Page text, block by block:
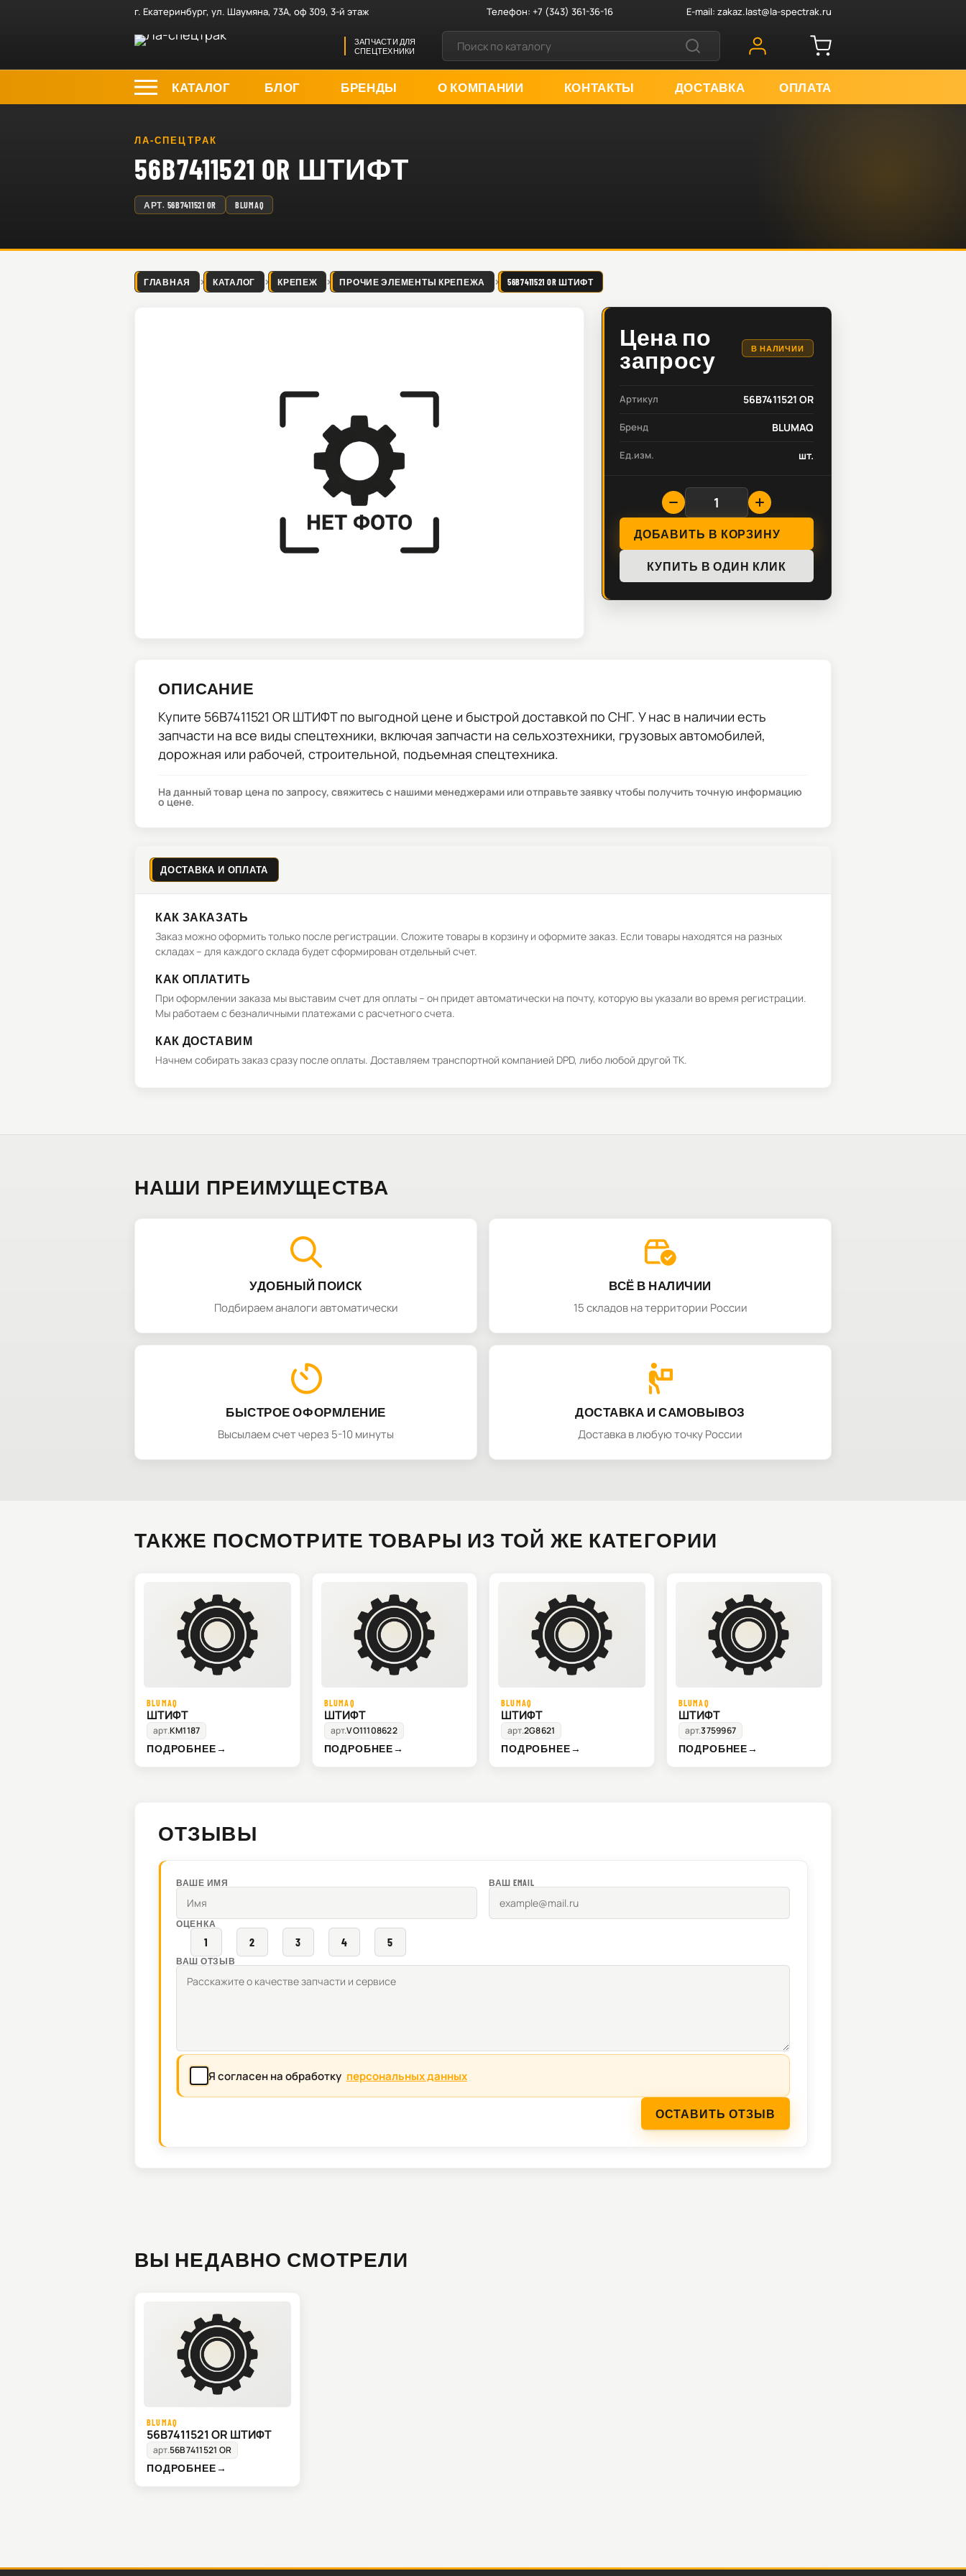
г. Екатеринбург, ул. Шаумяна, 73А, оф 309, 3-й этаж Телефон:+7 (343) 361-36-16 E-mail: zakaz.last@la-spectrak.ru
ЗАПЧАСТИ ДЛЯ
СПЕЦТЕХНИКИ
КАТАЛОГ БЛОГ БРЕНДЫ О КОМПАНИИ КОНТАКТЫ ДОСТАВКА ОПЛАТА
ЛА-СПЕЦТРАК
56B7411521 OR ШТИФТ
АРТ. 56B7411521 OR BLUMAQ
ГЛАВНАЯ КАТАЛОГ КРЕПЕЖ ПРОЧИЕ ЭЛЕМЕНТЫ КРЕПЕЖА 56B7411521 OR ШТИФТ
Цена по
запросу
В НАЛИЧИИ
Артикул 56B7411521 OR
Бренд BLUMAQ
Ед.изм. шт.
ДОБАВИТЬ В КОРЗИНУ
КУПИТЬ В ОДИН КЛИК
ОПИСАНИЕ
Купите 56B7411521 OR ШТИФТпо выгодной цене и быстрой доставкой по СНГ. У нас в наличии есть
запчасти на все виды спецтехники, включая запчасти на сельхозтехники, грузовых автомобилей,
дорожная или рабочей, строительной, подъемная спецтехника.
На данный товар цена по запросу, свяжитесь с нашими менеджерами или отправьте заявку чтобы получить точную информацию
о цене.
ДОСТАВКА И ОПЛАТА
КАК ЗАКАЗАТЬ
Заказ можно оформить только после регистрации. Сложите товары в корзину и оформите заказ. Если товары находятся на разных
складах – для каждого склада будет сформирован отдельный счет.
КАК ОПЛАТИТЬ
При оформлении заказа мы выставим счет для оплаты – он придет автоматически на почту, которую вы указали во время регистрации.
Мы работаем с безналичными платежами с расчетного счета.
КАК ДОСТАВИМ
Начнем собирать заказ сразу после оплаты. Доставляем транспортной компанией DPD, либо любой другой ТК.
НАШИ ПРЕИМУЩЕСТВА
УДОБНЫЙ ПОИСК
Подбираем аналоги автоматически
ВСЁ В НАЛИЧИИ
15 складов на территории России
БЫСТРОЕ ОФОРМЛЕНИЕ
Высылаем счет через 5-10 минуты
ДОСТАВКА И САМОВЫВОЗ
Доставка в любую точку России
ТАКЖЕ ПОСМОТРИТЕ ТОВАРЫ ИЗ ТОЙ ЖЕ КАТЕГОРИИ
BLUMAQ
ШТИФТ
арт.KM1187
ПОДРОБНЕЕ→
BLUMAQ
ШТИФТ
арт.VO11108622
ПОДРОБНЕЕ→
BLUMAQ
ШТИФТ
арт.2G8621
ПОДРОБНЕЕ→
BLUMAQ
ШТИФТ
арт.3759967
ПОДРОБНЕЕ→
ОТЗЫВЫ
ВАШЕ ИМЯ ВАШ EMAIL
ОЦЕНКА
1 2 3 4 5
ВАШ ОТЗЫВ
Я согласен на обработку персональных данных
ОСТАВИТЬ ОТЗЫВ
ВЫ НЕДАВНО СМОТРЕЛИ
BLUMAQ
56B7411521 OR ШТИФТ
арт.56B7411521 OR
ПОДРОБНЕЕ→